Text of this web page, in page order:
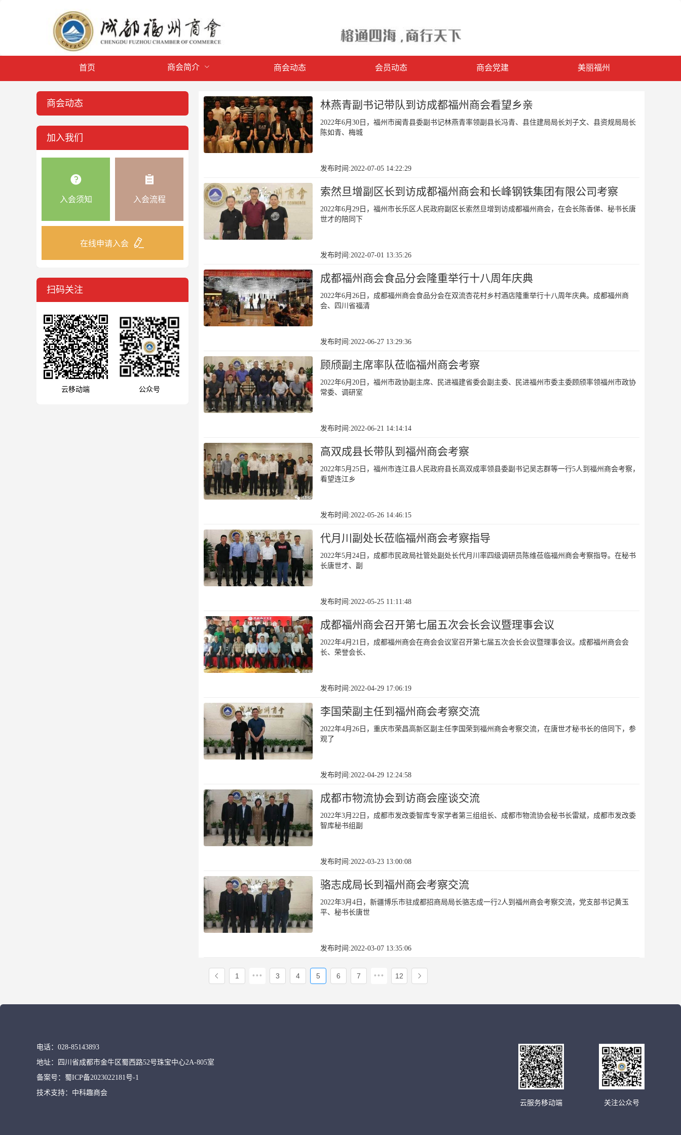
首页 商会简介 商会动态 会员动态 商会党建 美丽福州
商会动态
加入我们
入会须知 入会流程
在线申请入会
扫码关注
云移动端 公众号
林燕青副书记带队到访成都福州商会看望乡亲
2022年6月30日，福州市闽青县委副书记林燕青率领副县长冯青、县住建局局长刘子文、县资规局局长
陈如青、梅城
发布时间:2022-07-05 14:22:29
索然旦增副区长到访成都福州商会和长峰钢铁集团有限公司考察
2022年6月29日，福州市长乐区人民政府副区长索然旦增到访成都福州商会，在会长陈香俤、秘书长唐
世才的陪同下
发布时间:2022-07-01 13:35:26
成都福州商会食品分会隆重举行十八周年庆典
2022年6月26日，成都福州商会食品分会在双流杏花村乡村酒店隆重举行十八周年庆典。成都福州商
会、四川省福清
发布时间:2022-06-27 13:29:36
顾颀副主席率队莅临福州商会考察
2022年6月20日，福州市政协副主席、民进福建省委会副主委、民进福州市委主委顾颀率领福州市政协
常委、调研室
发布时间:2022-06-21 14:14:14
高双成县长带队到福州商会考察
2022年5月25日，福州市连江县人民政府县长高双成率领县委副书记吴志群等一行5人到福州商会考察，
看望连江乡
发布时间:2022-05-26 14:46:15
代月川副处长莅临福州商会考察指导
2022年5月24日，成都市民政局社管处副处长代月川率四级调研员陈维莅临福州商会考察指导。在秘书
长唐世才、副
发布时间:2022-05-25 11:11:48
成都福州商会召开第七届五次会长会议暨理事会议
2022年4月21日，成都福州商会在商会会议室召开第七届五次会长会议暨理事会议。成都福州商会会
长、荣誉会长、
发布时间:2022-04-29 17:06:19
李国荣副主任到福州商会考察交流
2022年4月26日，重庆市荣昌高新区副主任李国荣到福州商会考察交流，在唐世才秘书长的倍同下，参
观了
发布时间:2022-04-29 12:24:58
成都市物流协会到访商会座谈交流
2022年3月22日，成都市发改委智库专家学者第三组组长、成都市物流协会秘书长雷斌，成都市发改委
智库秘书组副
发布时间:2022-03-23 13:00:08
骆志成局长到福州商会考察交流
2022年3月4日，新疆博乐市驻成都招商局局长骆志成一行2人到福州商会考察交流，党支部书记黄玉
平、秘书长唐世
发布时间:2022-03-07 13:35:06
1 ••• 3 4 5 6 7 ••• 12
电话： 028-85143893
地址：
四川省成都市金牛区蜀西路52号珠宝中心2A-805室
备案号： 蜀ICP备2023022181号-1
技术支持： 中科趣商会
云服务移动端
关注公众号